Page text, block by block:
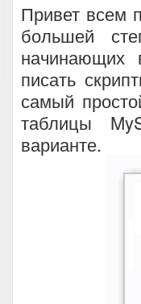
Привет всем
большей
начинающих
писать
самый
таблицы
варианте.